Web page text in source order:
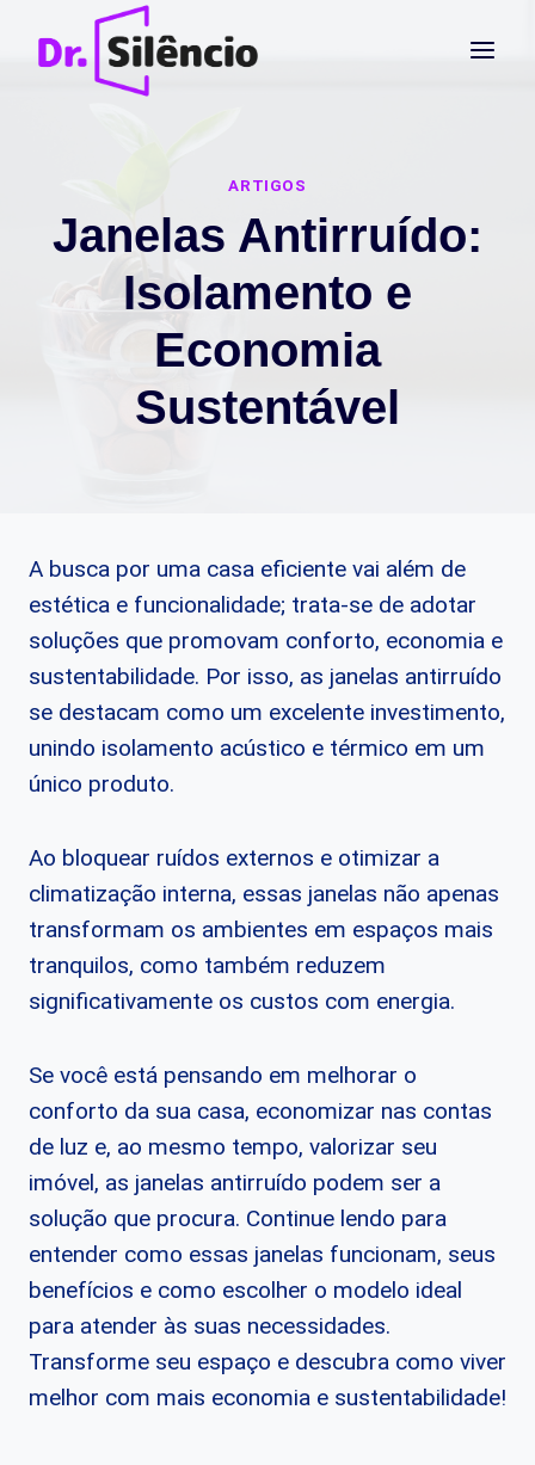
ARTIGOS
Janelas Antirruído:
Isolamento e
Economia
Sustentável
A busca por uma casa eficiente vai além de
estética e funcionalidade; trata-se de adotar
soluções que promovam conforto, economia e
sustentabilidade. Por isso, as janelas antirruído
se destacam como um excelente investimento,
unindo isolamento acústico e térmico em um
único produto.
Ao bloquear ruídos externos e otimizar a
climatização interna, essas janelas não apenas
transformam os ambientes em espaços mais
tranquilos, como também reduzem
significativamente os custos com energia.
Se você está pensando em melhorar o
conforto da sua casa, economizar nas contas
de luz e, ao mesmo tempo, valorizar seu
imóvel, as janelas antirruído podem ser a
solução que procura. Continue lendo para
entender como essas janelas funcionam, seus
benefícios e como escolher o modelo ideal
para atender às suas necessidades.
Transforme seu espaço e descubra como viver
melhor com mais economia e sustentabilidade!